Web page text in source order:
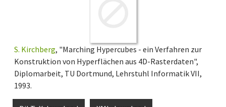
S. Kirchberg, "Marching Hypercubes - ein Verfahren zur
Konstruktion von Hyperflächen aus 4D-Rasterdaten",
Diplomarbeit, TU Dortmund, Lehrstuhl Informatik VII,
1993.